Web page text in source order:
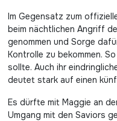
Im Gegensatz zum
beim nächtlichen Angriff
genommen und Sorge
Kontrolle zu bekommen.
sollte. Auch ihr
deutet stark auf einen
Es dürfte mit Maggie an
Umgang mit den Saviors